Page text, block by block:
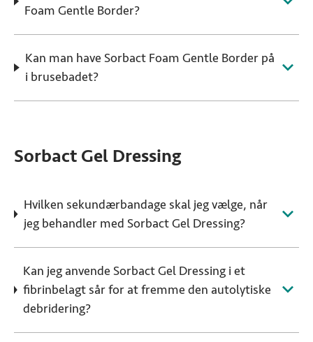
Foam Gentle Border?
Kan man have Sorbact Foam Gentle Border på
i brusebadet?
Sorbact Gel Dressing
Hvilken sekundærbandage skal jeg vælge, når
jeg behandler med Sorbact Gel Dressing?
Kan jeg anvende Sorbact Gel Dressing i et
fibrinbelagt sår for at fremme den autolytiske
debridering?